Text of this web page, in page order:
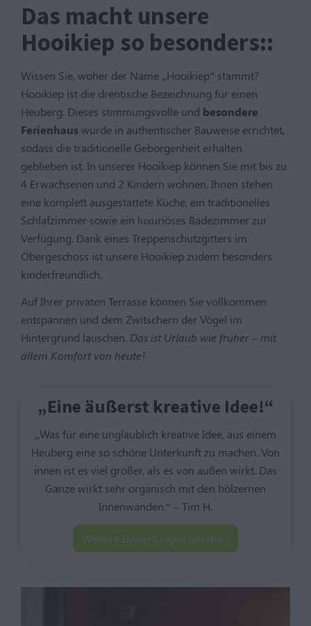
Das macht unsere
Hooikiep so besonders::
Wissen Sie, woher der Name „Hooikiep“ stammt?
Hooikiep ist die drentische Bezeichnung für einen
Heuberg. Dieses stimmungsvolle und besondere
Ferienhauswurde in authentischer Bauweise errichtet,
sodass die traditionelle Geborgenheit erhalten
geblieben ist. In unserer Hooikiep können Sie mit bis zu
4 Erwachsenen und 2 Kindern wohnen. Ihnen stehen
eine komplett ausgestattete Küche, ein traditionelles
Schlafzimmer sowie ein luxuriöses Badezimmer zur
Verfügung. Dank eines Treppenschutzgitters im
Obergeschoss ist unsere Hooikiep zudem besonders
kinderfreundlich.
Auf Ihrer privaten Terrasse können Sie vollkommen
entspannen und dem Zwitschern der Vögel im
Hintergrund lauschen. Das ist Urlaub wie früher – mit
allem Komfort von heute!
„Eine äußerst kreative Idee!“
„Was für eine unglaublich kreative Idee, aus einem
Heuberg eine so schöne Unterkunft zu machen. Von
innen ist es viel größer, als es von außen wirkt. Das
Ganze wirkt sehr organisch mit den hölzernen
Innenwänden.“ – Tim H.
Weitere Bewertungen ansehen